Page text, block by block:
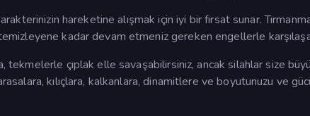
hareketine alışmak için iyi bir fırsat sunar.
kadar devam etmeniz gereken engellerle
tekmelerle çıplak elle savaşabilirsiniz, ancak silahlar size
kılıçlara, kalkanlara, dinamitlere ve boyutunuzu ve